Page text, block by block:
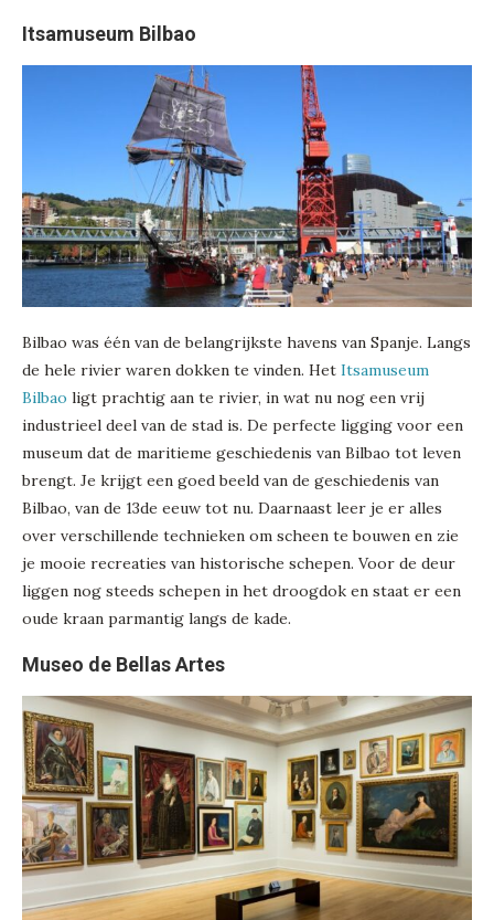
Itsamuseum Bilbao
Bilbao was één van de belangrijkste havens van Spanje. Langs
de hele rivier waren dokken te vinden. Het Itsamuseum
Bilbao ligt prachtig aan te rivier, in wat nu nog een vrij
industrieel deel van de stad is. De perfecte ligging voor een
museum dat de maritieme geschiedenis van Bilbao tot leven
brengt. Je krijgt een goed beeld van de geschiedenis van
Bilbao, van de 13de eeuw tot nu. Daarnaast leer je er alles
over verschillende technieken om scheen te bouwen en zie
je mooie recreaties van historische schepen. Voor de deur
liggen nog steeds schepen in het droogdok en staat er een
oude kraan parmantig langs de kade.
Museo de Bellas Artes